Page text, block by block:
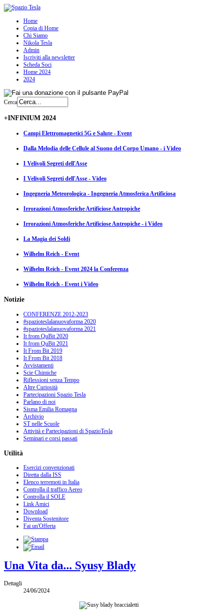
Home
Copia di Home
Chi Siamo
Nikola Tesla
Admin
Iscriviti alla newsletter
Scheda Soci
Home 2024
2024
Cerca
+INFINIUM 2024
Campi Elettromagnetici 5G e Salute - Event
Dalla Melodia delle Cellule al Suono del Corpo Umano - i Video
I Velivoli Segreti dell'Asse
I Velivoli Segreti dell'Asse - Video
Ingegneria Meteorologica - Ingegneria Atmosferica Artificiosa
Irrorazioni Atmosferiche Artificiose Antropiche
Irrorazioni Atmosferiche Artificiose Antropiche - i Video
La Magia dei Soldi
Wilhelm Reich - Event
Wilhelm Reich - Event 2024 la Conferenza
Wilhelm Reich - Event i Video
Notizie
CONFERENZE 2012-2023
#spazioteslalanuovaforma 2020
#spazioteslalanuovaforma 2021
It from QuBit 2020
It from QuBit 2021
It From Bit 2019
It From Bit 2018
Avvistamenti
Scie Chimiche
Riflessioni senza Tempo
Altre Curiosità
Partecipazioni Spazio Tesla
Parlano di noi
Sisma Emilia Romagna
Archivio
ST nelle Scuole
Attività e Partecipazioni di SpazioTesla
Seminari e corsi passati
Utilità
Esercizi convenzionati
Diretta dalla ISS
Elenco terremoti in Italia
Controlla il traffico Aereo
Controlla il SOLE
Link Amici
Download
Diventa Sostenitore
Fai un'Offerta
Una Vita da... Syusy Blady
Dettagli
24/06/2024